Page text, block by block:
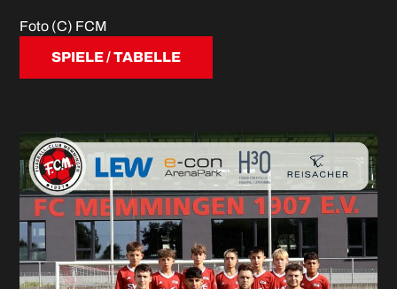
Foto (C) FCM
SPIELE / TABELLE